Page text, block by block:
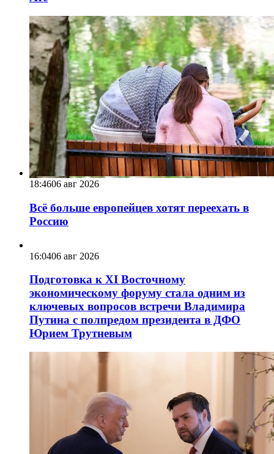
18:4606 авг 2026
Всё больше европейцев хотят переехать в
Россию
16:0406 авг 2026
Подготовка к XI Восточному
экономическому форуму стала одним из
ключевых вопросов встречи Владимира
Путина с полпредом президента в ДФО
Юрием Трутневым